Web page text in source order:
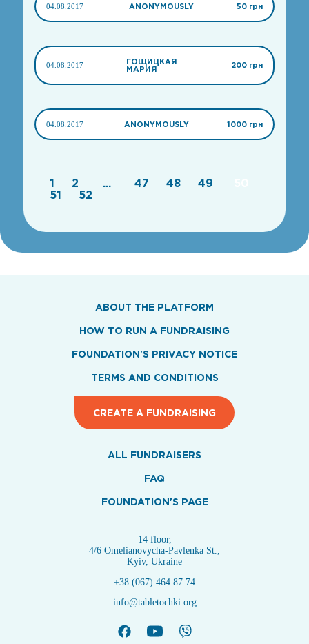
04.08.2017 ANONYMOUSLY 50 грн
04.08.2017
ГОЩИЦКАЯ
МАРИЯ
200 грн
04.08.2017 ANONYMOUSLY 1000 грн
1 2 ... 47 48 49
51
52
ABOUT THE PLATFORM
HOW TO RUN A FUNDRAISING
FOUNDATION'S PRIVACY NOTICE
TERMS AND CONDITIONS
CREATE A FUNDRAISING
ALL FUNDRAISERS
FAQ
FOUNDATION'S PAGE
14 floor,
4/6 Omelianovycha-Pavlenka St.,
Kyiv, Ukraine
+38 (067) 464 87 74
info@tabletochki.org